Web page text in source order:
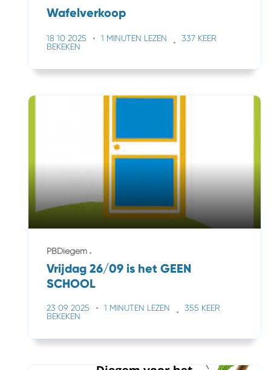
Wafelverkoop
18 10 2025 1 MINUTEN LEZEN
337 KEER
BEKEKEN
PBDiegem
Vrijdag 26/09 is het GEEN
SCHOOL
23 09 2025 1 MINUTEN LEZEN
355 KEER
BEKEKEN